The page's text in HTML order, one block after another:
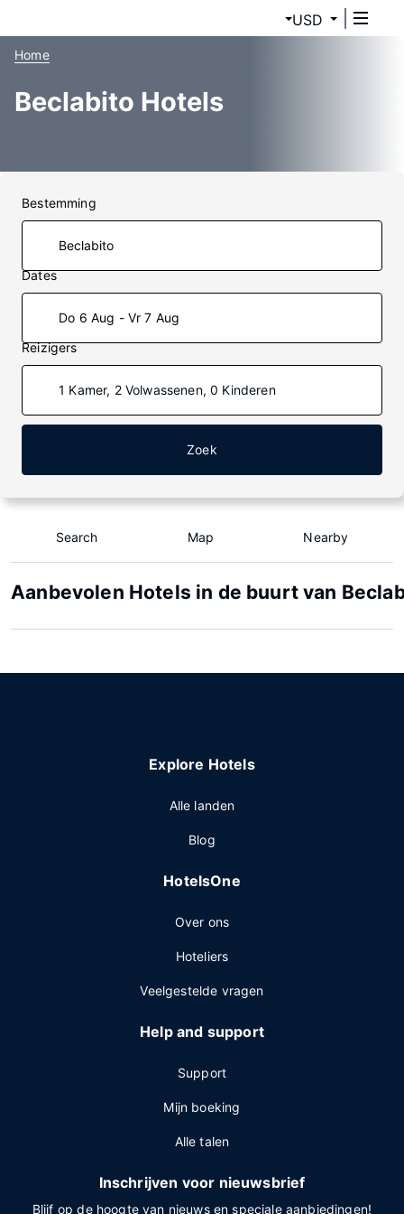
USD
Home
Beclabito Hotels
Bestemming
Dates
Do 6 Aug - Vr 7 Aug
Reizigers
1 Kamer, 2 Volwassenen, 0 Kinderen
Zoek
Search Map Nearby
Aanbevolen Hotels in de buurt van
Explore Hotels
Alle landen
Blog
HotelsOne
Over ons
Hoteliers
Veelgestelde vragen
Help and support
Support
Mijn boeking
Alle talen
Inschrijven voor nieuwsbrief
Blijf op de hoogte van nieuws en speciale aanbiedingen!